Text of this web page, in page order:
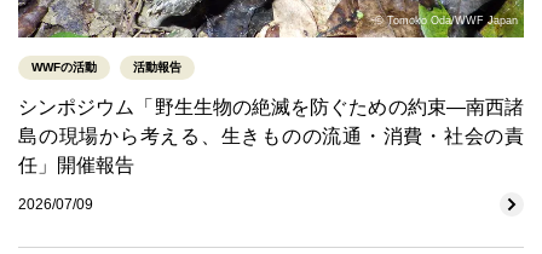
© Tomoko Oda/WWF Japan
WWFの活動 活動報告
シンポジウム「野生生物の絶滅を防ぐための約束―南西諸
島の現場から考える、生きものの流通・消費・社会の責
任」開催報告
2026/07/09